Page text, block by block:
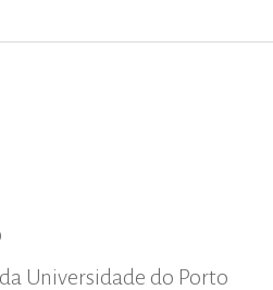
Universidade do Porto